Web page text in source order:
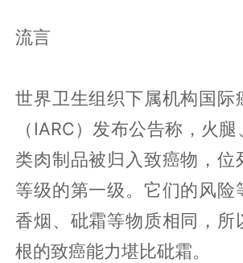
流言
世界卫生组织下属机构国际
（IARC）发布公告称，火
类肉制品被归入致癌物，位
等级的第一级。它们的风险
香烟、砒霜等物质相同，所
根的致癌能力堪比砒霜。